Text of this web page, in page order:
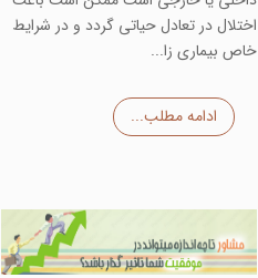
اختلال در تعادل حیاتی گردد و در شرایط
خاص بیماری زا...
ادامه مطلب...